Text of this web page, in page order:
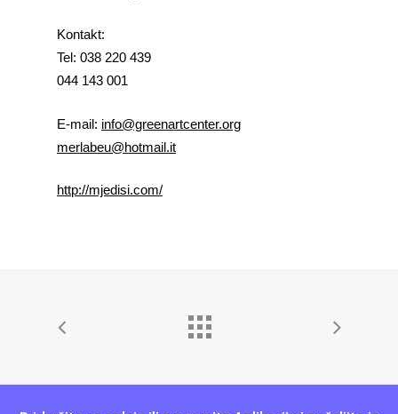
Kontakt:
Tel: 038 220 439
044 143 001
E-mail: info@greenartcenter.org
merlabeu@hotmail.it
http://mjedisi.com/